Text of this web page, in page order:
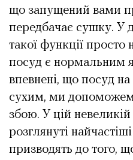
що запущений вами
передбачає сушку. У
такої функції
посуд є нормальним
впевнені, що посуд
сухим, ми
збою. У цій невеликій
розглянуті
призводять до того,